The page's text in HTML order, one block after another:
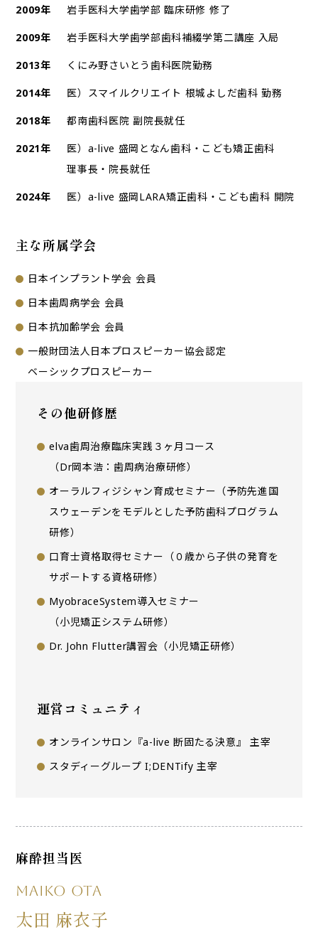
2009年 岩手医科大学歯学部 臨床研修 修了
2009年 岩手医科大学歯学部歯科補綴学第二講座 入局
2013年 くにみ野さいとう歯科医院勤務
2014年 医）スマイルクリエイト 根城よしだ歯科 勤務
2018年 都南歯科医院 副院長就任
2021年
医）a-live 盛岡となん歯科・こども矯正歯科
理事長・院長就任
2024年 医）a-live 盛岡LARA矯正歯科・こども歯科 開院
主な所属学会
日本インプラント学会 会員
日本歯周病学会 会員
日本抗加齢学会 会員
一般財団法人日本プロスピーカー協会認定
ベーシックプロスピーカー
その他研修歴
elva歯周治療臨床実践３ヶ月コース
（Dr岡本浩：歯周病治療研修）
オーラルフィジシャン育成セミナー（予防先進国
スウェーデンをモデルとした予防歯科プログラム
研修）
口育士資格取得セミナー （０歳から子供の発育を
サポートする資格研修）
MyobraceSystem導入セミナー
（小児矯正システム研修）
Dr. John Flutter講習会（小児矯正研修）
運営コミュニティ
オンラインサロン『a-live 断固たる決意』 主宰
スタディーグループ I;DENTify 主宰
麻酔担当医
Maiko Ota
太田 麻衣子